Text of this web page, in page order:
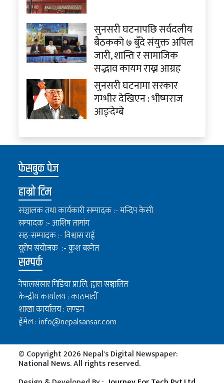
सुनसरी घटनापछि सर्वदलीय
बैठकको ७ बुँदे संयुक्त अपिल
जारी, शान्ति र सामाजिक
सद्भाव कायम राख्न आग्रह
सुनसरी घटनामा सरकार
गम्भीर देखिएन : भीष्मराज
आङ्देम्बे
फेसबुक पेज
हाम्रो टिम
सञ्चालक तथा कार्यकारी सम्पादक :- मन्दिप केसी
सम्पादक :- आशिष तामांग
सह-सम्पादक :- विश्वास राई
यूरोप संयोजक :- कुश बस्नेत
सम्पर्क
नेपालसंसार मिडिया प्रा.लि. द्वारा सञ्चालित
केन्द्रीय कार्यालय : काठमाडौँ
शाखा कार्यालय : लण्डन
ईमेल : info@nepalsansar.com
© Copyright 2026 Nepal's Digital Newspaper:
National News. All rights reserved.